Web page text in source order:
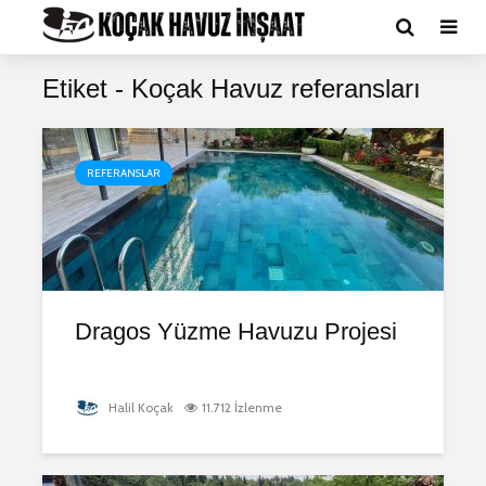
Etiket - Koçak Havuz referansları
REFERANSLAR
Dragos Yüzme Havuzu Projesi
Halil Koçak 11.712 İzlenme